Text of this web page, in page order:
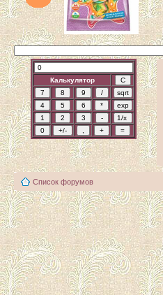
Калькулятор
Список форумов